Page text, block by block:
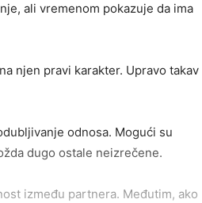
ali vremenom pokazuje da ima
njen pravi karakter. Upravo takav
odnosa. Mogući su
dugo ostale neizrečene.
između partnera. Međutim, ako